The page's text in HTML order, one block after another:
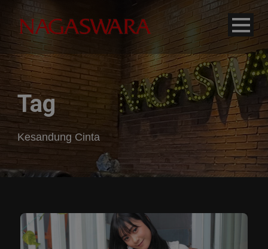
Tag
Kesandung Cinta
modal-check